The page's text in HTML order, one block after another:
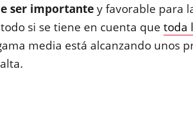
ser importantey favorable para
si se tiene en cuenta que toda
media está alcanzando unos